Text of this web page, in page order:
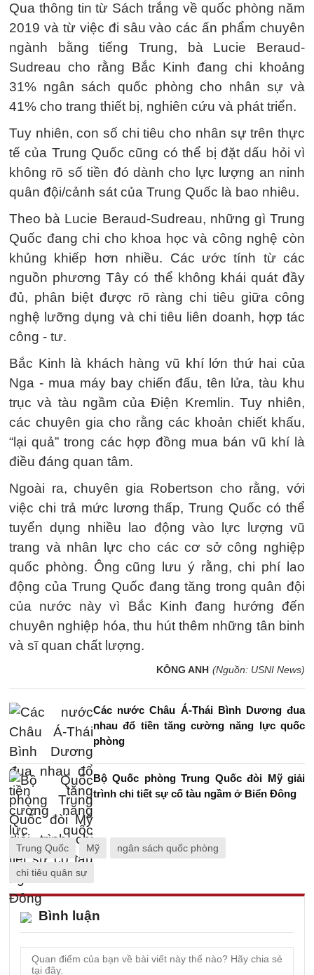
Qua thông tin từ Sách trắng về quốc phòng năm
2019 và từ việc đi sâu vào các ấn phẩm chuyên
ngành bằng tiếng Trung, bà Lucie Beraud-
Sudreau cho rằng Bắc Kinh đang chi khoảng
31% ngân sách quốc phòng cho nhân sự và
41% cho trang thiết bị, nghiên cứu và phát triển.
Tuy nhiên, con số chi tiêu cho nhân sự trên thực
tế của Trung Quốc cũng có thể bị đặt dấu hỏi vì
không rõ số tiền đó dành cho lực lượng an ninh
quân đội/cảnh sát của Trung Quốc là bao nhiêu.
Theo bà Lucie Beraud-Sudreau, những gì Trung
Quốc đang chi cho khoa học và công nghệ còn
khủng khiếp hơn nhiều. Các ước tính từ các
nguồn phương Tây có thể không khái quát đầy
đủ, phân biệt được rõ ràng chi tiêu giữa công
nghệ lưỡng dụng và chi tiêu liên doanh, hợp tác
công - tư.
Bắc Kinh là khách hàng vũ khí lớn thứ hai của
Nga - mua máy bay chiến đấu, tên lửa, tàu khu
trục và tàu ngầm của Điện Kremlin. Tuy nhiên,
các chuyên gia cho rằng các khoản chiết khấu,
“lại quả” trong các hợp đồng mua bán vũ khí là
điều đáng quan tâm.
Ngoài ra, chuyên gia Robertson cho rằng, với
việc chi trả mức lương thấp, Trung Quốc có thể
tuyển dụng nhiều lao động vào lực lượng vũ
trang và nhân lực cho các cơ sở công nghiệp
quốc phòng. Ông cũng lưu ý rằng, chi phí lao
động của Trung Quốc đang tăng trong quân đội
của nước này vì Bắc Kinh đang hướng đến
chuyên nghiệp hóa, thu hút thêm những tân binh
và sĩ quan chất lượng.
KÔNG ANH (Nguồn: USNI News)
Các nước Châu Á-Thái Bình Dương đua
nhau đổ tiền tăng cường năng lực quốc
phòng
Bộ Quốc phòng Trung Quốc đòi Mỹ giải
trình chi tiết sự cố tàu ngầm ở Biển Đông
Trung Quốc Mỹ ngân sách quốc phòng
chi tiêu quân sự
Bình luận